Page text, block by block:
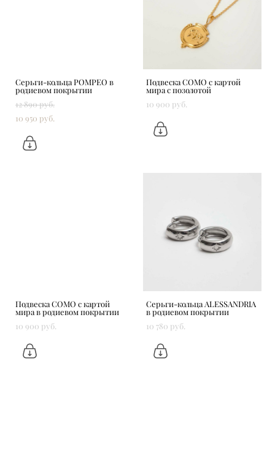
Серьги-кольца POMPEO в
родиевом покрытии
12 890 pуб.
10 950 pуб.
Подвеска COMO с картой
мира с позолотой
10 900 pуб.
Подвеска COMO с картой
мира в родиевом покрытии
10 900 pуб.
Серьги-кольца ALESSANDRIA
в родиевом покрытии
10 780 pуб.